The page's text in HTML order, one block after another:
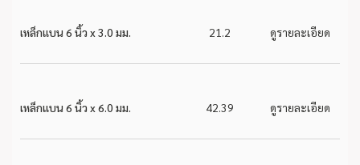
เหล็กแบน 6 นิ้ว x 3.0 มม. 21.2 ดูรายละเอียด
เหล็กแบน 6 นิ้ว x 6.0 มม. 42.39 ดูรายละเอียด